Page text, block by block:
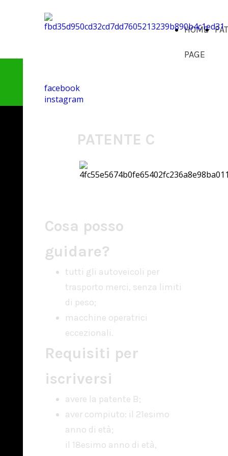
HOME
PAGE
facebook
instagram
PATENTE C
Cosa posso
guidare?
tutti gli autoveicoli per
trasporto merci, senza limiti
di peso;
macchine operatrici
eccezionali.
Requisiti per
iscriversi
avere la patente B;
aver compiuto: il 21esimo
anno di età;
il 18esimo anno di età,